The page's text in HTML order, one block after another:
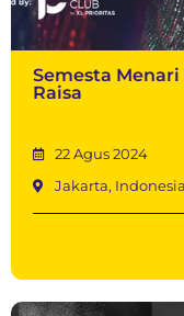
Semesta
Raisa
22 Agus 2024
Jakarta, Indonesia